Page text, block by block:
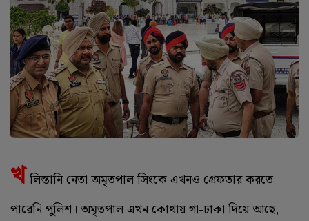
খ লিস্তানি নেতা অমৃতপাল সিংকে এখনও গ্রেফতার করতে
পারেনি পুলিশ। অমৃতপাল এখন কোথায় গা-ঢাকা দিয়ে আছে,